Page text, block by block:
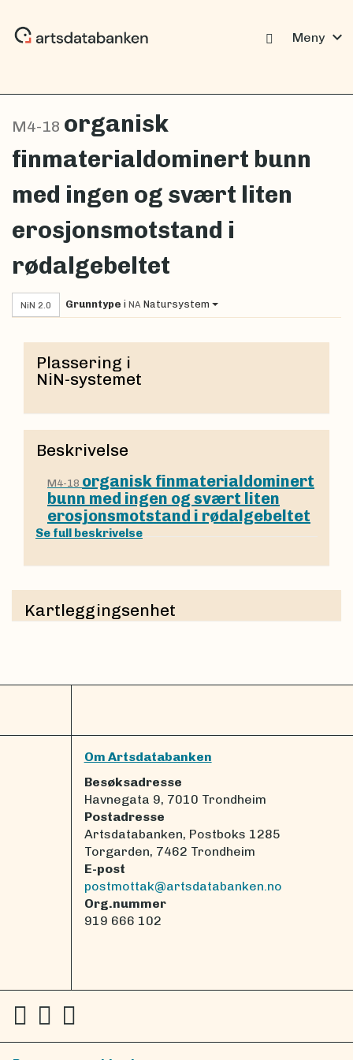
Meny expand_more
M4-18 organisk
finmaterialdominert bunn
med ingen og svært liten
erosjonsmotstand i
rødalgebeltet
NiN 2.0 Grunntype i NA Natursystem
Plassering i
NiN-systemet
Beskrivelse
M4-18 organisk finmaterialdominert
bunn med ingen og svært liten
erosjonsmotstand i rødalgebeltet
Se full beskrivelse
Kartleggingsenhet
Om Artsdatabanken
Besøksadresse
Havnegata 9, 7010 Trondheim
Postadresse
Artsdatabanken, Postboks 1285
Torgarden, 7462 Trondheim
E-post
postmottak@artsdatabanken.no
Org.nummer
919 666 102